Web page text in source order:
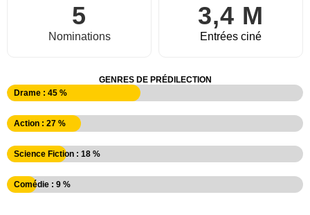
5
Nominations
3,4 M
Entrées ciné
GENRES DE PRÉDILECTION
Drame : 45 %
Action : 27 %
Science Fiction : 18 %
Comédie : 9 %